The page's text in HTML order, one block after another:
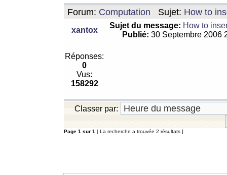
Forum: Computation Sujet: How to
xantox
Sujet du message: How to
Publié: 30 Septembre 2006
Réponses:
0
Vus:
158292
Classer par:
Page 1 sur 1 [ La recherche a trouvée 2 résultats ]